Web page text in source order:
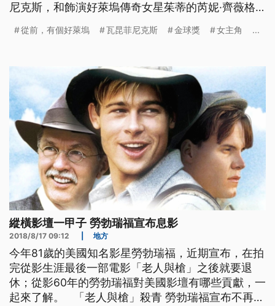
尼克斯，和飾演好萊塢傳奇女星茱蒂的芮妮·齊薇格
由李奧納多·狄卡皮歐和布萊德·彼特主演的《從前，
得了最佳外語片的殊榮，創下韓國影史首例。 眾星
雲集的第77屆金球獎頒獎典禮，在
從前，有個好萊塢 瓦昆菲尼克斯 金球獎 女主角 ...
縱橫影壇一甲子 勞勃瑞福宣布息影
2018/8/17 09:12 地方
今年81歲的美國知名影星勞勃瑞福，近期宣布，在拍
完從影生涯最後一部電影「老人與槍」之後就要退
休；從影60年的勞勃瑞福對美國影壇有哪些貢獻，一
起來了解。 「老人與槍」殺青 勞勃瑞福宣布不再拍